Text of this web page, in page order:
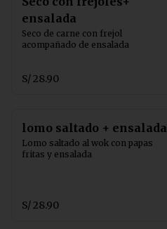
ensalada
Seco de carne con frejol
acompañado de ensalada
S/ 28.90
lomo saltado + ensalada
Lomo saltado al wok con papas
fritas y ensalada
S/ 28.90